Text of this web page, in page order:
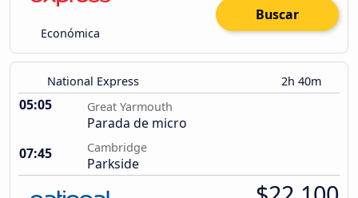
Económica
Buscar
National Express 2h 40m
05:05 Great Yarmouth
Parada de micro
07:45
Cambridge
Parkside